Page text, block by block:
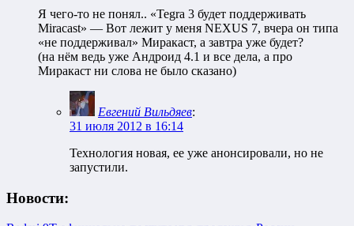
Я чего-то не понял.. «Tegra 3 будет поддерживать
Miracast» — Вот лежит у меня NEXUS 7, вчера он типа
«не поддерживал» Миракаст, а завтра уже будет?
(на нём ведь уже Андроид 4.1 и все дела, а про
Миракаст ни слова не было сказано)
Евгений Вильдяев:
31 июля 2012 в 16:14
Технология новая, ее уже анонсировали, но не
запустили.
Новости: